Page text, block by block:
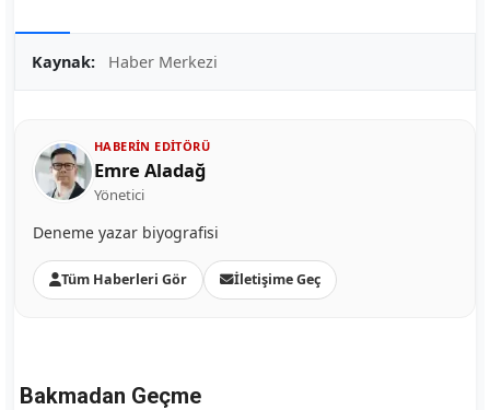
Kaynak: Haber Merkezi
HABERIN EDITÖRÜ
Emre Aladağ
Yönetici
Deneme yazar biyografisi
Tüm Haberleri Gör İletişime Geç
Bakmadan Geçme